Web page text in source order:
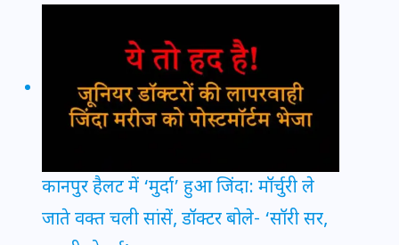
कानपुर हैलट में ‘मुर्दा’ हुआ जिंदा: मॉर्चुरी ले
जाते वक्त चली सांसें, डॉक्टर बोले- ‘सॉरी सर,